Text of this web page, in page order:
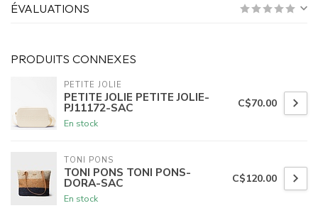
ÉVALUATIONS
PRODUITS CONNEXES
PETITE JOLIE
PETITE JOLIE PETITE JOLIE-
PJ11172-SAC
En stock
C$70.00
TONI PONS
TONI PONS TONI PONS-
DORA-SAC
En stock
C$120.00